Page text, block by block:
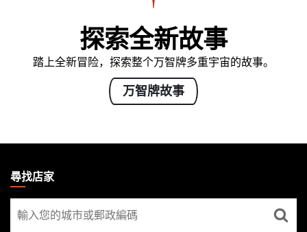
探索全新故事
踏上全新冒险，探索整个万智牌多重宇宙的故事。
万智牌故事
THE
GATHERING
FOOTER
尋找店家
尋
找